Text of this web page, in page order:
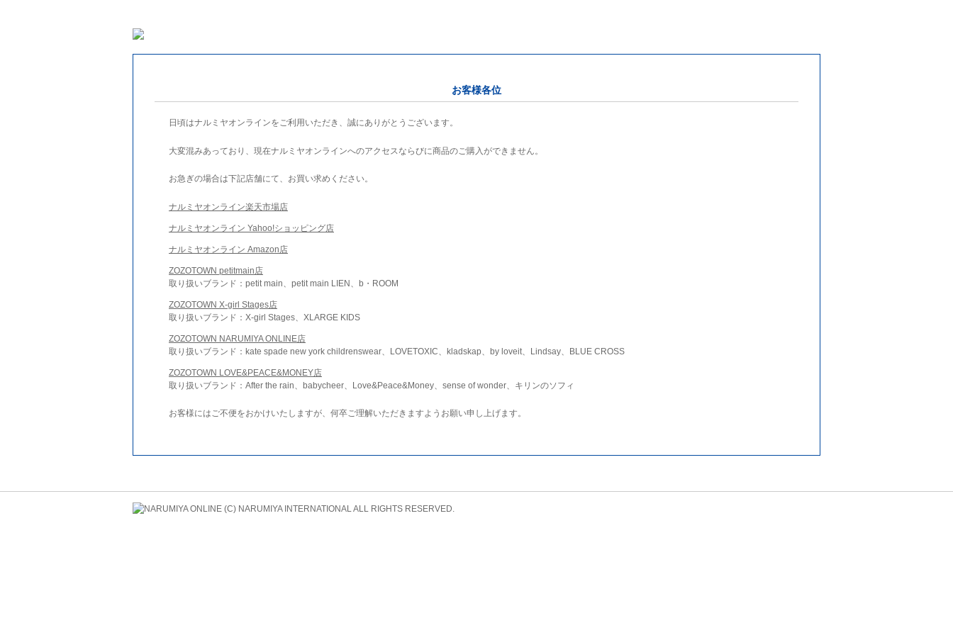
お客様各位
日頃はナルミヤオンラインをご利用いただき、誠にありがとうございます。
大変混みあっており、現在ナルミヤオンラインへのアクセスならびに商品のご購入ができません。
お急ぎの場合は下記店舗にて、お買い求めください。
ナルミヤオンライン楽天市場店
ナルミヤオンライン Yahoo!ショッピング店
ナルミヤオンライン Amazon店
ZOZOTOWN petitmain店
取り扱いブランド：petit main、petit main LIEN、b・ROOM
ZOZOTOWN X-girl Stages店
取り扱いブランド：X-girl Stages、XLARGE KIDS
ZOZOTOWN NARUMIYA ONLINE店
取り扱いブランド：kate spade new york childrenswear、LOVETOXIC、kladskap、by loveit、Lindsay、BLUE CROSS
ZOZOTOWN LOVE&PEACE&MONEY店
取り扱いブランド：After the rain、babycheer、Love&Peace&Money、sense of wonder、キリンのソフィ
お客様にはご不便をおかけいたしますが、何卒ご理解いただきますようお願い申し上げます。